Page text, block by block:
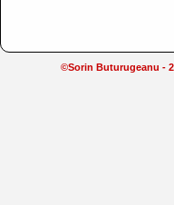
©Sorin Buturugeanu -